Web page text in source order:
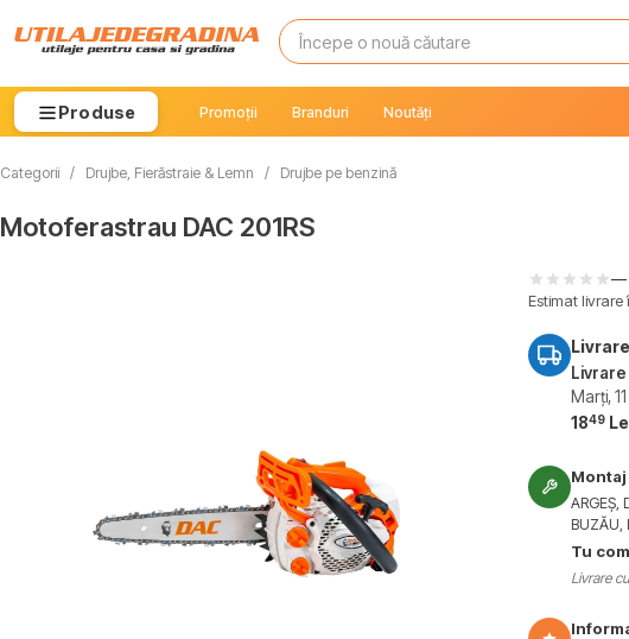
Produse Promoții Branduri Noutăți
Categorii / Drujbe, Fierăstraie & Lemn / Drujbe pe benzină
Motoferastrau DAC 201RS
—
Estimat livrare
Marți,
1849
ARGEȘ,
BUZĂU,
Tu
Livrare